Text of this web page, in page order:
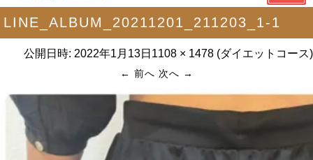
LINE_ALBUM_20211201_211203_1-1
公開日時: 2022年1月13日 1108 × 1478 (ダイエットコース)
← 前へ 次へ →